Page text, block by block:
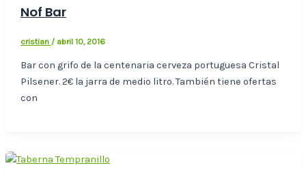
Nof Bar
cristian / abril 10, 2016
Bar con grifo de la centenaria cerveza portuguesa Cristal
Pilsener. 2€ la jarra de medio litro. También tiene ofertas
con